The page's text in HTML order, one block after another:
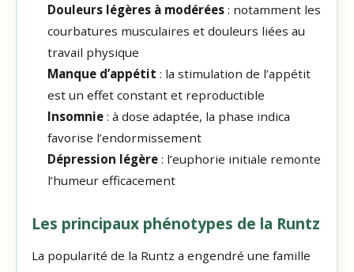
Douleurs légères à modérées: notamment les
courbatures musculaires et douleurs liées au
travail physique
Manque d’appétit : la stimulation de l’appétit
est un effet constant et reproductible
Insomnie: à dose adaptée, la phase indica
favorise l’endormissement
Dépression légère: l’euphorie initiale remonte
l’humeur efficacement
Les principaux phénotypes de la Runtz
La popularité de la Runtz a engendré une famille